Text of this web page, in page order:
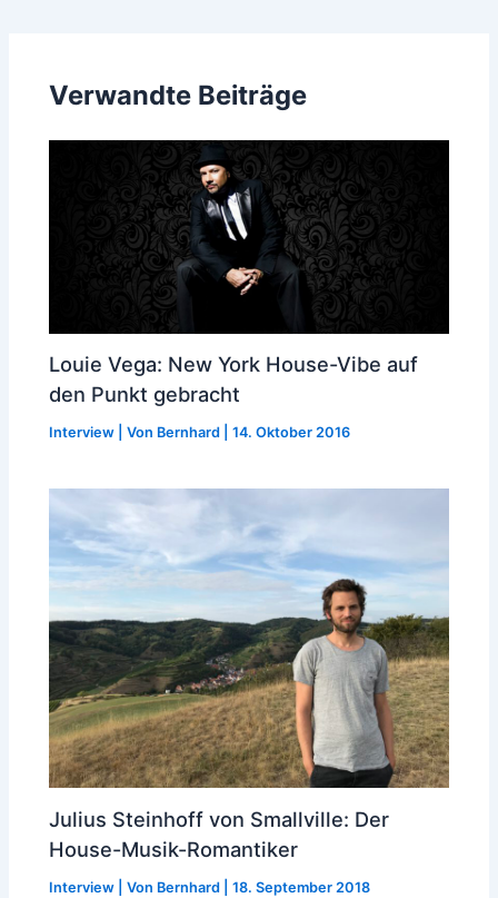
Verwandte Beiträge
Louie Vega: New York House-Vibe auf
den Punkt gebracht
Interview | Von Bernhard |14. Oktober 2016
Julius Steinhoff von Smallville: Der
House-Musik-Romantiker
Interview | Von Bernhard |18. September 2018